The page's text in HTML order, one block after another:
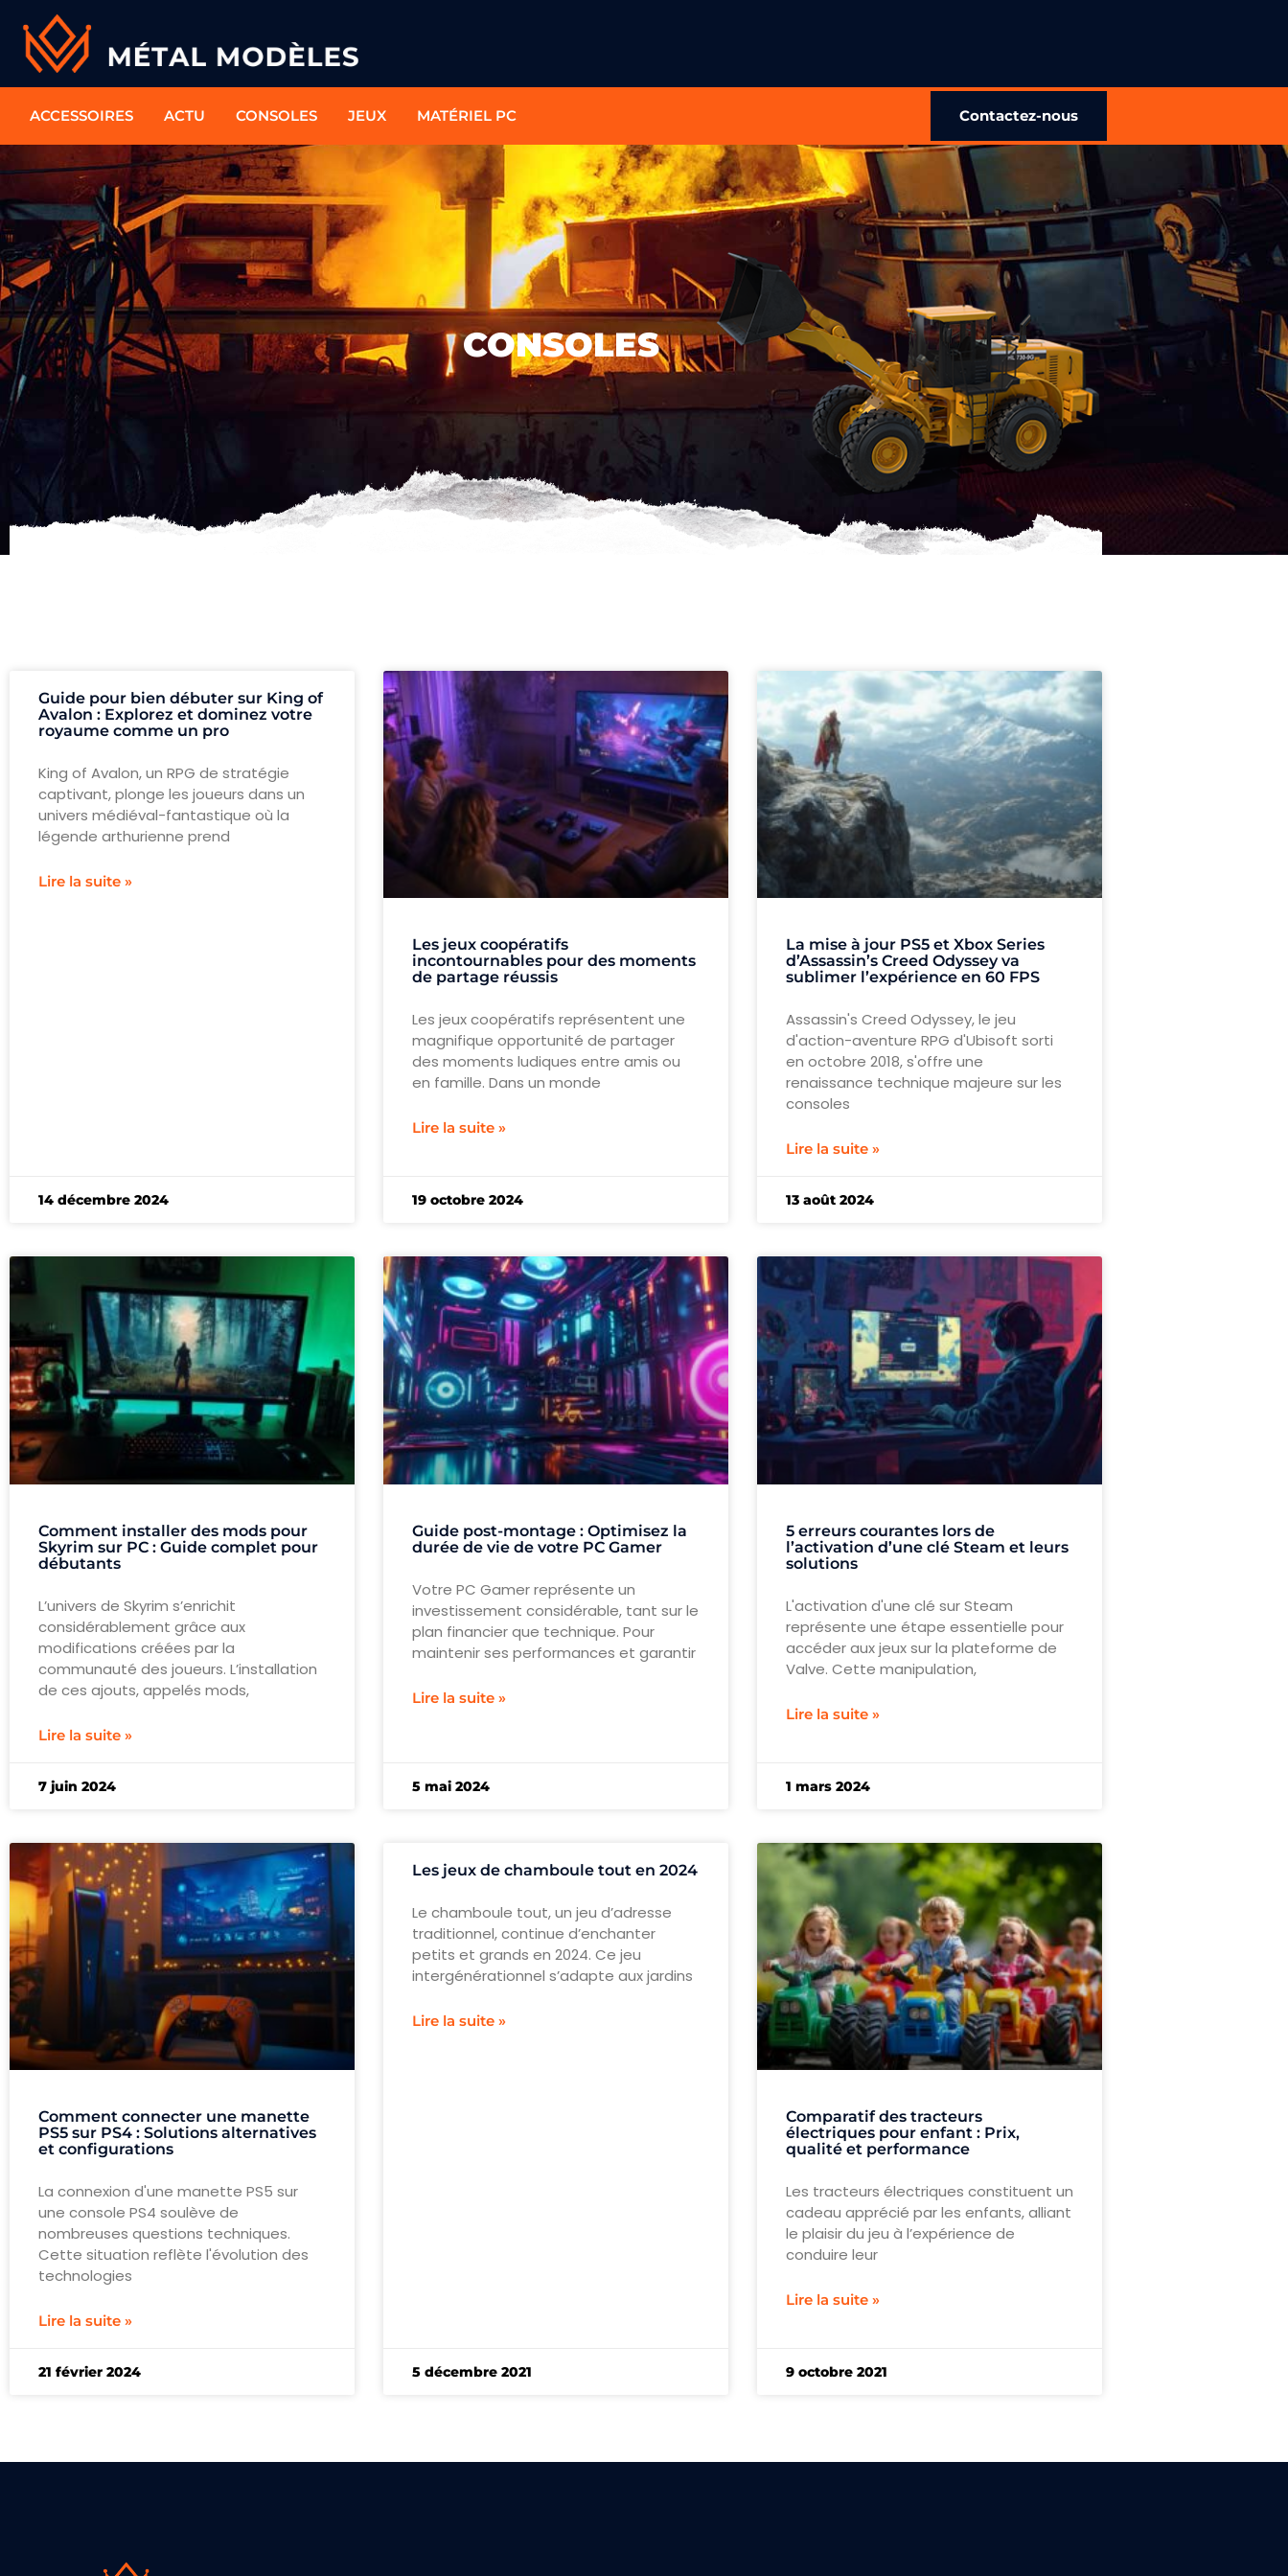
ACCESSOIRES ACTU CONSOLES JEUX MATÉRIEL PC Contactez-nous
CONSOLES
Guide pour bien débuter sur King of
Avalon : Explorez et dominez votre
royaume comme un pro
King of Avalon, un RPG de stratégie
captivant, plonge les joueurs dans un
univers médiéval-fantastique où la
légende arthurienne prend
Lire la suite »
14 décembre 2024
Les jeux coopératifs
incontournables pour des moments
de partage réussis
Les jeux coopératifs représentent une
magnifique opportunité de partager
des moments ludiques entre amis ou
en famille. Dans un monde
Lire la suite »
19 octobre 2024
La mise à jour PS5 et Xbox Series
d’Assassin’s Creed Odyssey va
sublimer l’expérience en 60 FPS
Assassin's Creed Odyssey, le jeu
d'action-aventure RPG d'Ubisoft sorti
en octobre 2018, s'offre une
renaissance technique majeure sur les
consoles
Lire la suite »
13 août 2024
Comment installer des mods pour
Skyrim sur PC : Guide complet pour
débutants
L’univers de Skyrim s’enrichit
considérablement grâce aux
modifications créées par la
communauté des joueurs. L’installation
de ces ajouts, appelés mods,
Lire la suite »
7 juin 2024
Guide post-montage : Optimisez la
durée de vie de votre PC Gamer
Votre PC Gamer représente un
investissement considérable, tant sur le
plan financier que technique. Pour
maintenir ses performances et garantir
Lire la suite »
5 mai 2024
5 erreurs courantes lors de
l’activation d’une clé Steam et leurs
solutions
L'activation d'une clé sur Steam
représente une étape essentielle pour
accéder aux jeux sur la plateforme de
Valve. Cette manipulation,
Lire la suite »
1 mars 2024
Comment connecter une manette
PS5 sur PS4 : Solutions alternatives
et configurations
La connexion d'une manette PS5 sur
une console PS4 soulève de
nombreuses questions techniques.
Cette situation reflète l'évolution des
technologies
Lire la suite »
21 février 2024
Les jeux de chamboule tout en 2024
Le chamboule tout, un jeu d’adresse
traditionnel, continue d’enchanter
petits et grands en 2024. Ce jeu
intergénérationnel s’adapte aux jardins
Lire la suite »
5 décembre 2021
Comparatif des tracteurs
électriques pour enfant : Prix,
qualité et performance
Les tracteurs électriques constituent un
cadeau apprécié par les enfants, alliant
le plaisir du jeu à l’expérience de
conduire leur
Lire la suite »
9 octobre 2021